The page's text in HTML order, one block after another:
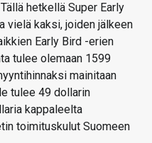
hetkellä Super Early
vielä kaksi, joiden jälkeen
Early Bird -erien
tulee olemaan 1599
mainitaan
tulee 49 dollarin
kappaleelta
toimituskulut Suomeen